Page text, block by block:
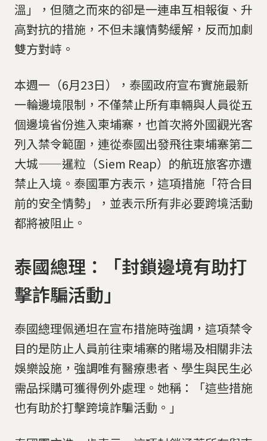
溫」，但隨之而來的卻是一連串互相報復、升
高對抗的措施，不但未讓情勢緩解，反而加劇
雙方對峙。
本週一（6月23日），泰國政府宣布實施最新
一輪邊境限制，不僅禁止所有車輛與人員從五
個邊境省份進入柬埔寨，也首次將外國觀光客
列入禁令範圍，連從泰國出發飛往柬埔寨第二
大城——暹粒（Siem Reap）的航班旅客亦遭
禁止入境。泰國軍方表示，這項措施「符合目
前的安全情勢」，並表示所有非必要跨境活動
都將被阻止。
泰國總理：「封鎖邊境有助打
擊詐騙活動」
泰國總理佩通坦在宣布措施時強調，這項禁令
目的是防止人員前往柬埔寨的賭場及相關非法
娛樂設施，強調唯有醫療患者、學生與民生必
需品採購可獲得例外處理。她稱：「這些措施
也有助於打擊跨境詐騙活動。」